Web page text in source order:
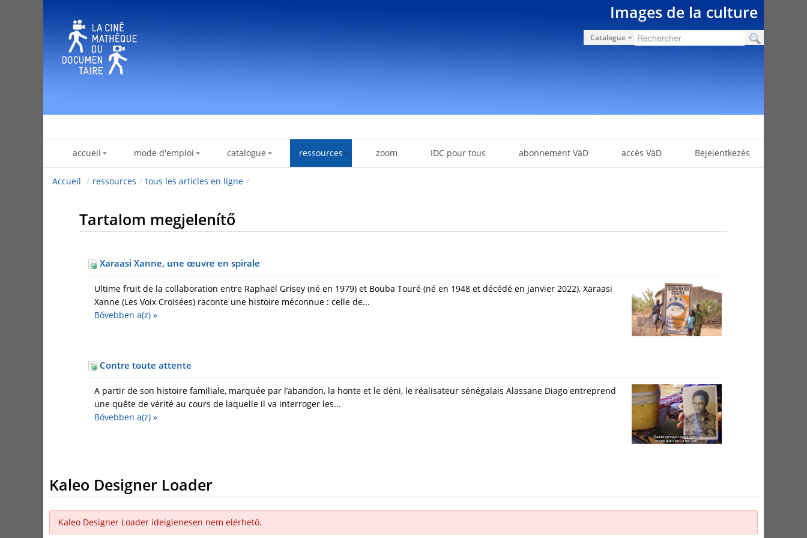
Images de la culture
Catalogue
accueil mode d'emploi catalogue ressources zoom IDC pour tous abonnement VàD accès VàD Bejelentkezés
Accueil / ressources / tous les articles en ligne /
Tartalom megjelenítő
Xaraasi Xanne, une œuvre en spirale
Ultime fruit de la collaboration entre Raphaël Grisey (né en 1979) et Bouba Touré (né en 1948 et décédé en janvier 2022), Xaraasi
Xanne (Les Voix Croisées) raconte une histoire méconnue : celle de...
Bővebben a(z) »
Contre toute attente
A partir de son histoire familiale, marquée par l’abandon, la honte et le déni, le réalisateur sénégalais Alassane Diago entreprend
une quête de vérité au cours de laquelle il va interroger les...
Bővebben a(z) »
Kaleo Designer Loader
Kaleo Designer Loader ideiglenesen nem elérhető.